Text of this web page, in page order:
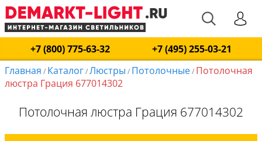
+7 (800) 775-63-32
+7 (495) 255-03-21
Главная / Каталог/Люстры / Потолочные/ Потолочная
люстра Грация 677014302
Потолочная люстра Грация 677014302